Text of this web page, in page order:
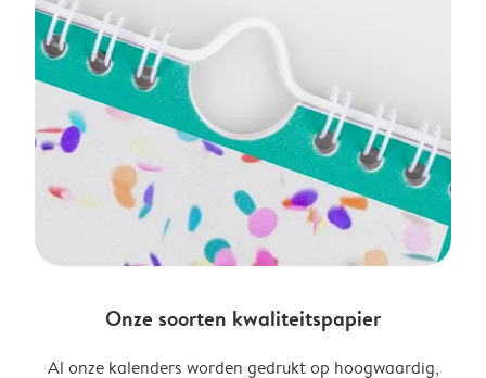
Onze soorten kwaliteitspapier
Al onze kalenders worden gedrukt op hoogwaardig,